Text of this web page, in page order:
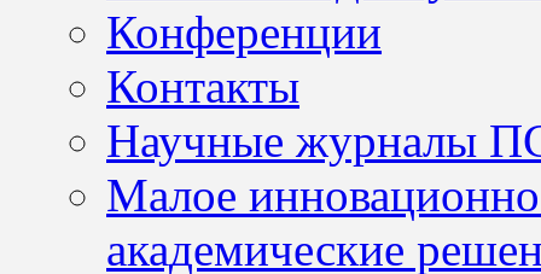
Конференции
Контакты
Научные журналы
Малое
академические